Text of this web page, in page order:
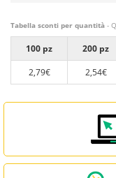
Tabella sconti per quantità -
100 pz 200 pz
2,79€
2,54€